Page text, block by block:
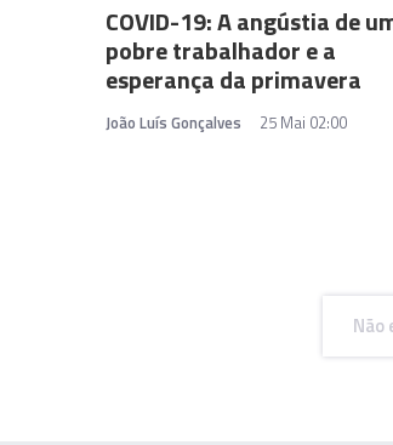
COVID-19: A angústia de
pobre trabalhador e a
esperança da primavera
João Luís Gonçalves 25 Mai 02:00
Não